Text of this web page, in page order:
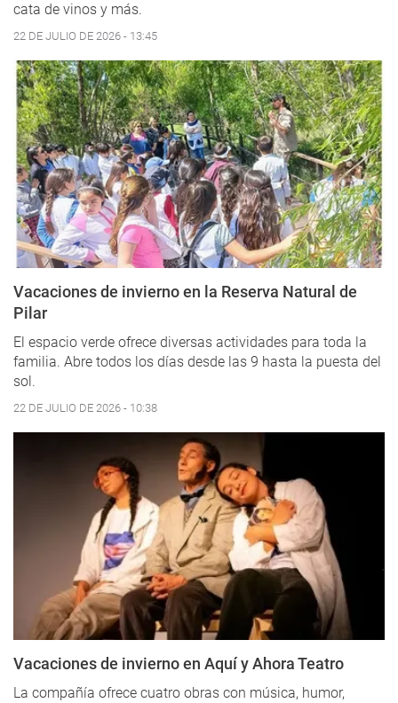
cata de vinos y más.
22 DE JULIO DE 2026 - 13:45
Vacaciones de invierno en la Reserva Natural de
Pilar
El espacio verde ofrece diversas actividades para toda la
familia. Abre todos los días desde las 9 hasta la puesta del
sol.
22 DE JULIO DE 2026 - 10:38
Vacaciones de invierno en Aquí y Ahora Teatro
La compañía ofrece cuatro obras con música, humor,